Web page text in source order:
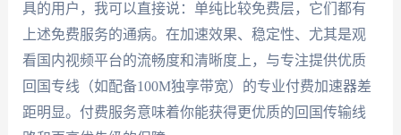
具的用户，我可以直接说：单纯比较免费层，它们都有
上述免费服务的通病。在加速效果、稳定性、尤其是观
看国内视频平台的流畅度和清晰度上，与专注提供优质
回国专线（如配备100M独享带宽）的专业付费加速器差
距明显。付费服务意味着你能获得更优质的回国传输线